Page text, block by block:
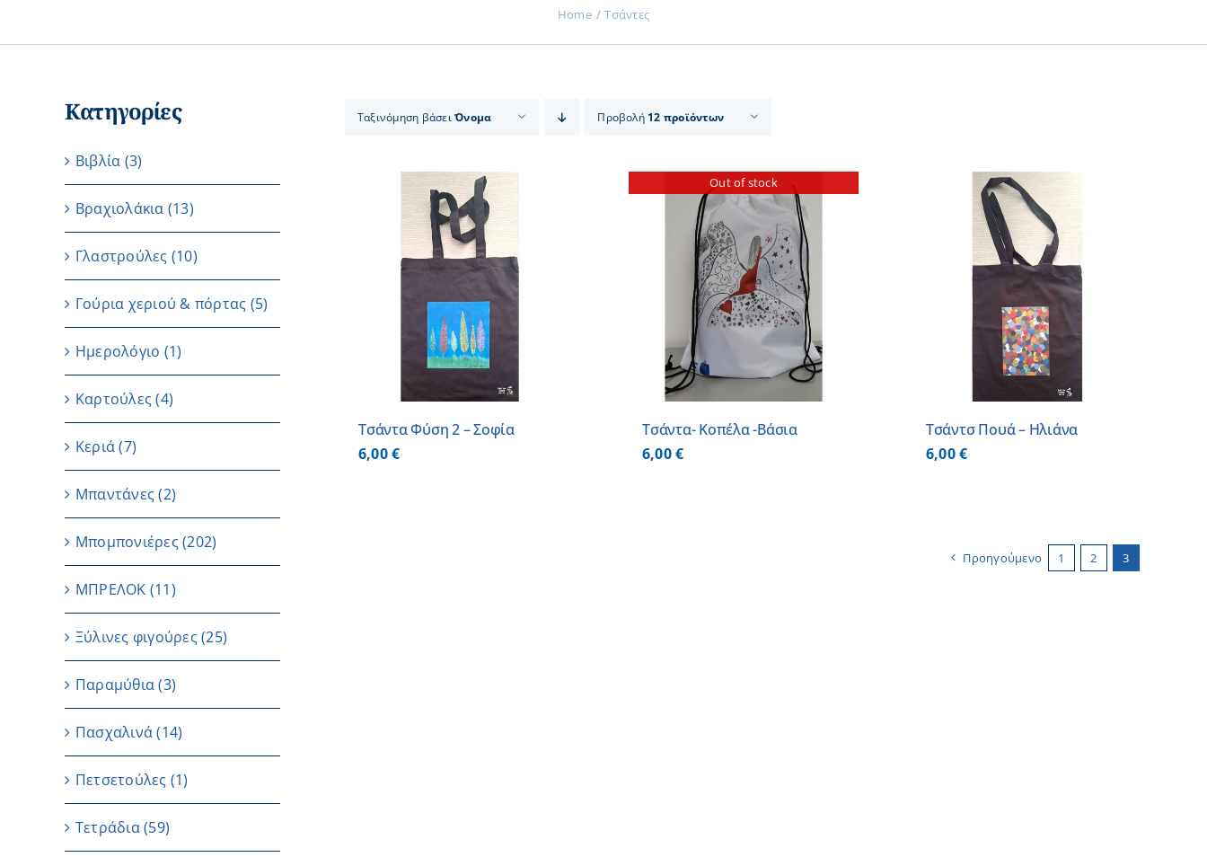
Home Τσάντες
Ταξινόμηση βάσειΌνομα Προβολή 12 προϊόντων
ΠΡΟΣΘΗΚΗ ΣΤΟ ΚΑΛΑΘΙ
ΛΕΠΤΟΜΕΡΕΙΕΣ
Τσάντα Φύση 2 – Σοφία
6,00€
Out of stock
ΛΕΠΤΟΜΕΡΕΙΕΣ
Τσάντα- Κοπέλα -Βάσια
6,00€
ΠΡΟΣΘΗΚΗ ΣΤΟ ΚΑΛΑΘΙ
ΛΕΠΤΟΜΕΡΕΙΕΣ
Τσάντσ Πουά – Ηλιάνα
6,00€
Προηγούμενο 1 2 3
Κατηγορίες
Βιβλία (3)
Βραχιολάκια (13)
Γλαστρούλες (10)
Γούρια χεριού & πόρτας (5)
Ημερολόγιο (1)
Καρτούλες (4)
Κεριά (7)
Μπαντάνες (2)
Μπομπονιέρες(202)
ΜΠΡΕΛΟΚ (11)
Ξύλινες φιγούρες(25)
Παραμύθια (3)
Πασχαλινά (14)
Πετσετούλες (1)
Τετράδια(59)